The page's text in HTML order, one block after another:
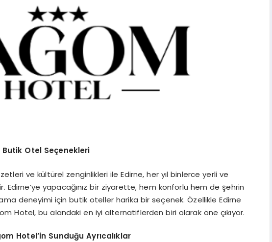
Butik Otel Seçenekleri
ve kültürel zenginlikleri ile Edirne, her yıl binlerce yerli ve
Edirne’ye yapacağınız bir ziyarette, hem konforlu hem de şehrin
deneyimi için butik oteller harika bir seçenek. Özellikle Edirne
Hotel, bu alandaki en iyi alternatiflerden biri olarak öne çıkıyor.
Hotel’in Sunduğu Ayrıcalıklar